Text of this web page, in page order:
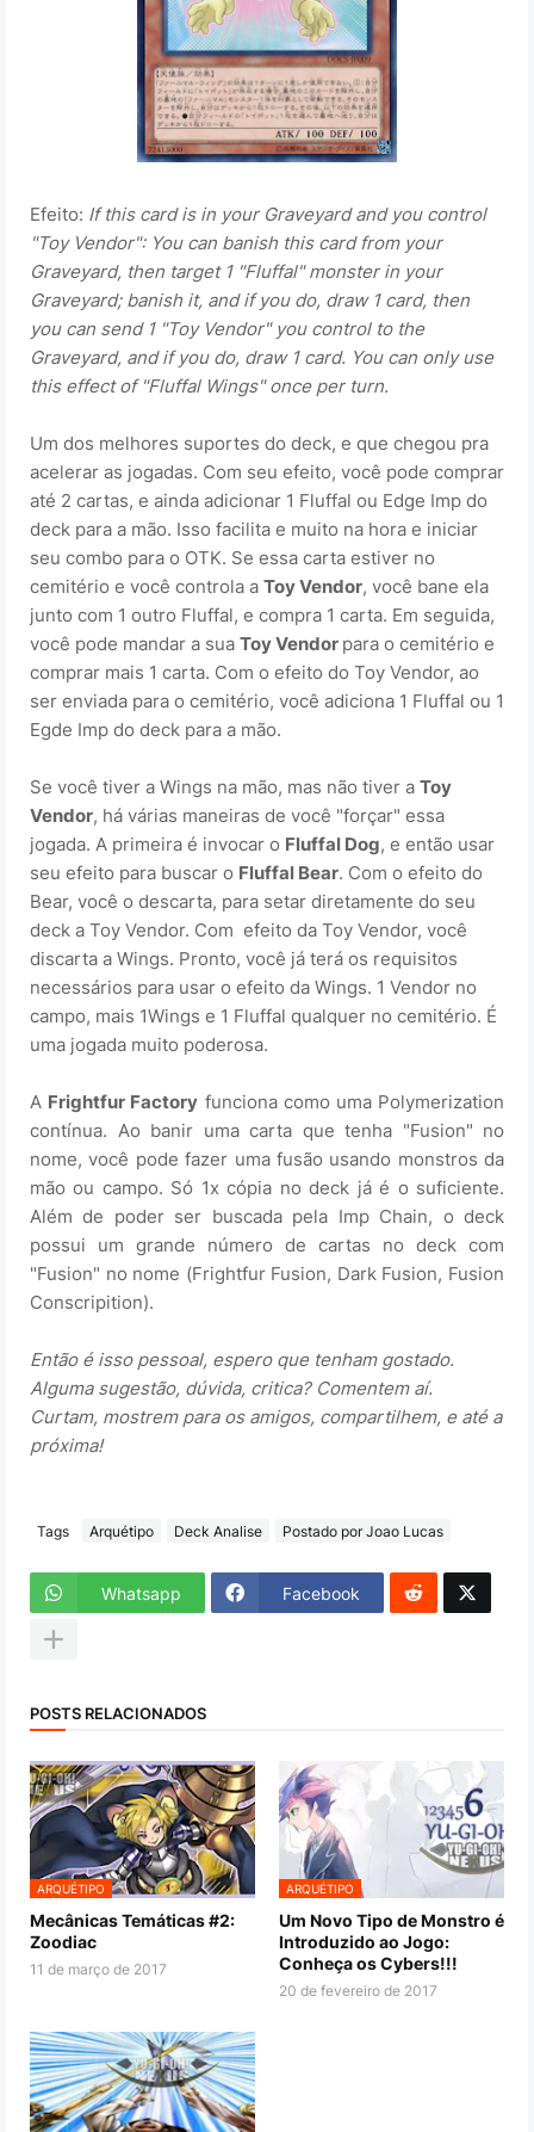
Efeito: If this card is in your Graveyard and you control
"Toy Vendor": You can banish this card from your
Graveyard, then target 1 "Fluffal" monster in your
Graveyard; banish it, and if you do, draw 1 card, then
you can send 1 "Toy Vendor" you control to the
Graveyard, and if you do, draw 1 card. You can only use
this effect of "Fluffal Wings" once per turn.
Um dos melhores suportes do deck, e que chegou pra
acelerar as jogadas. Com seu efeito, você pode comprar
até 2 cartas, e ainda adicionar 1 Fluffal ou Edge Imp do
deck para a mão. Isso facilita e muito na hora e iniciar
seu combo para o OTK. Se essa carta estiver no
cemitério e você controla a Toy Vendor, você bane ela
junto com 1 outro Fluffal, e compra 1 carta. Em seguida,
você pode mandar a sua Toy Vendor para o cemitério e
comprar mais 1 carta. Com o efeito do Toy Vendor, ao
ser enviada para o cemitério, você adiciona 1 Fluffal ou 1
Egde Imp do deck para a mão.
Se você tiver a Wings na mão, mas não tiver a Toy
Vendor, há várias maneiras de você "forçar" essa
jogada. A primeira é invocar o Fluffal Dog, e então usar
seu efeito para buscar o Fluffal Bear. Com o efeito do
Bear, você o descarta, para setar diretamente do seu
deck a Toy Vendor. Com efeito da Toy Vendor, você
discarta a Wings. Pronto, você já terá os requisitos
necessários para usar o efeito da Wings. 1 Vendor no
campo, mais 1Wings e 1 Fluffal qualquer no cemitério. É
uma jogada muito poderosa.
A Frightfur Factory funciona como uma Polymerization
contínua. Ao banir uma carta que tenha "Fusion" no
nome, você pode fazer uma fusão usando monstros da
mão ou campo. Só 1x cópia no deck já é o suficiente.
Além de poder ser buscada pela Imp Chain, o deck
possui um grande número de cartas no deck com
"Fusion" no nome (Frightfur Fusion, Dark Fusion, Fusion
Conscripition).
Então é isso pessoal, espero que tenham gostado.
Alguma sugestão, dúvida, critica? Comentem aí.
Curtam, mostrem para os amigos, compartilhem, e até a
próxima!
Tags Arquétipo Deck Analise Postado por Joao Lucas
Whatsapp Facebook
POSTS RELACIONADOS
ARQUÉTIPO
Mecânicas Temáticas #2:
Zoodiac
11 de março de 2017
ARQUÉTIPO
Um Novo Tipo de Monstro é
Introduzido ao Jogo:
Conheça os Cybers!!!
20 de fevereiro de 2017